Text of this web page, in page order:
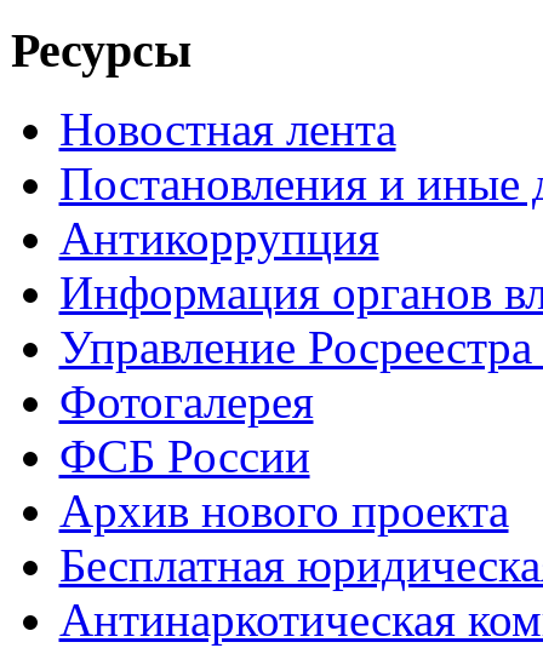
Ресурсы
Новостная лента
Постановления и иные
Антикоррупция
Информация органов
Управление
Фотогалерея
ФСБ России
Архив нового проекта
Бесплатная
Антинаркотическая